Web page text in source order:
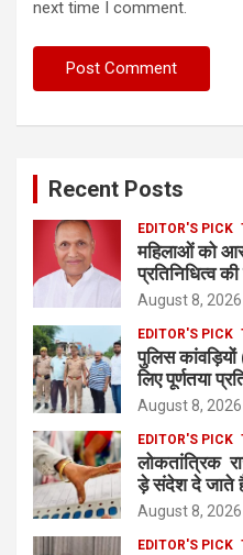
next time I comment.
Recent Posts
EDITOR'S PICK
महिलाओं को
प्रतिनिधित्व
August 8, 2026
EDITOR'S PICK
पुलिस
लिए पूर्णतया
August 8, 2026
EDITOR'S PICK
लोकतांत्रिक
ड़े संदेश दे जाते
August 8, 2026
EDITOR'S PICK